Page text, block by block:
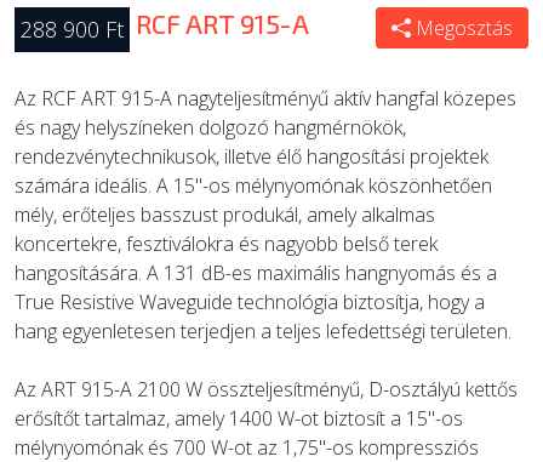
288 900 Ft RCF ART 915-A Megosztás
Az RCF ART 915-A nagyteljesítményű aktív hangfal közepes
és nagy helyszíneken dolgozó hangmérnökök,
rendezvénytechnikusok, illetve élő hangosítási projektek
számára ideális. A 15"-os mélynyomónak köszönhetően
mély, erőteljes basszust produkál, amely alkalmas
koncertekre, fesztiválokra és nagyobb belső terek
hangosítására. A 131 dB-es maximális hangnyomás és a
True Resistive Waveguide technológia biztosítja, hogy a
hang egyenletesen terjedjen a teljes lefedettségi területen.
Az ART 915-A 2100 W összteljesítményű, D-osztályú kettős
erősítőt tartalmaz, amely 1400 W-ot biztosít a 15"-os
mélynyomónak és 700 W-ot az 1,75"-os kompressziós